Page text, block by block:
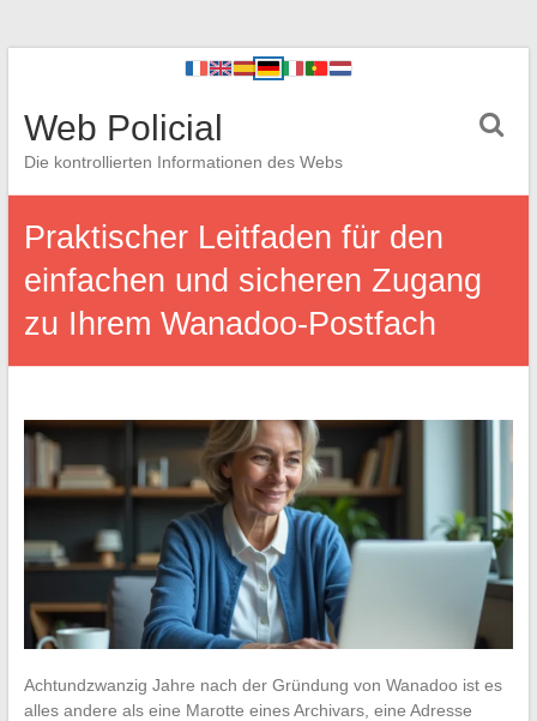
Web Policial
Die kontrollierten Informationen des Webs
Praktischer Leitfaden für den
einfachen und sicheren Zugang
zu Ihrem Wanadoo-Postfach
Achtundzwanzig Jahre nach der Gründung von Wanadoo ist es
alles andere als eine Marotte eines Archivars, eine Adresse